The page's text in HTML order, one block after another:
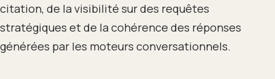
citation, de la visibilité sur des requêtes
stratégiques et de la cohérence des réponses
générées par les moteurs conversationnels.